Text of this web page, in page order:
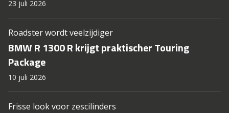
23 juli 2026
Roadster wordt veelzijdiger
BMW R 1300 R krijgt praktischer Touring
Package
10 juli 2026
Frisse look voor zescilinders